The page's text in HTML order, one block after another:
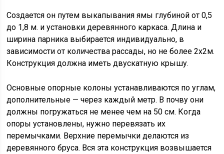
Создается он путем выкапывания ямы глубиной от 0,5
до 1,8 м. и установки деревянного каркаса. Длина и
ширина парника выбирается индивидуально, в
зависимости от количества рассады, но не более 2х2м.
Конструкция должна иметь двускатную крышу.
Основные опорные колоны устанавливаются по углам,
дополнительные — через каждый метр. В почву они
должны погружаться не менее чем на 50 см. Когда
опоры установлены, нужно перевязать их
перемычками. Верхние перемычки делаются из
деревянного бруса. Вся эта конструкция возвышается